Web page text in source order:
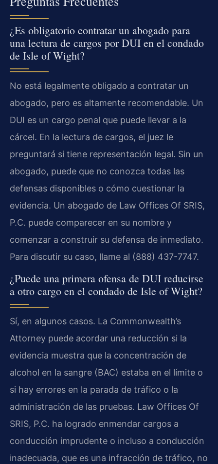
¿Es obligatorio contratar un abogado para
una lectura de cargos por DUI en el condado
de Isle of Wight?
No está legalmente obligado a contratar un
abogado, pero es altamente recomendable. Un
DUI es un cargo penal que puede llevar a la
cárcel. En la lectura de cargos, el juez le
preguntará si tiene representación legal. Sin un
abogado, puede que no conozca todas las
defensas disponibles o cómo cuestionar la
evidencia. Un abogado de Law Offices Of SRIS,
P.C. puede comparecer en su nombre y
comenzar a construir su defensa de inmediato.
Para discutir su caso, llame al (888) 437-7747.
¿Puede una primera ofensa de DUI reducirse
a otro cargo en el condado de Isle of Wight?
Sí, en algunos casos. La Commonwealth’s
Attorney puede acordar una reducción si la
evidencia muestra que la concentración de
alcohol en la sangre (BAC) estaba en el límite o
si hay errores en la parada de tráfico o la
administración de las pruebas. Law Offices Of
SRIS, P.C. ha logrado enmendar cargos a
conducción imprudente o incluso a conducción
inadecuada, que es una infracción de tráfico, no